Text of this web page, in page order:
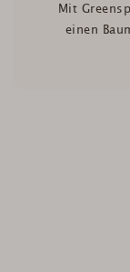
Mit
einen